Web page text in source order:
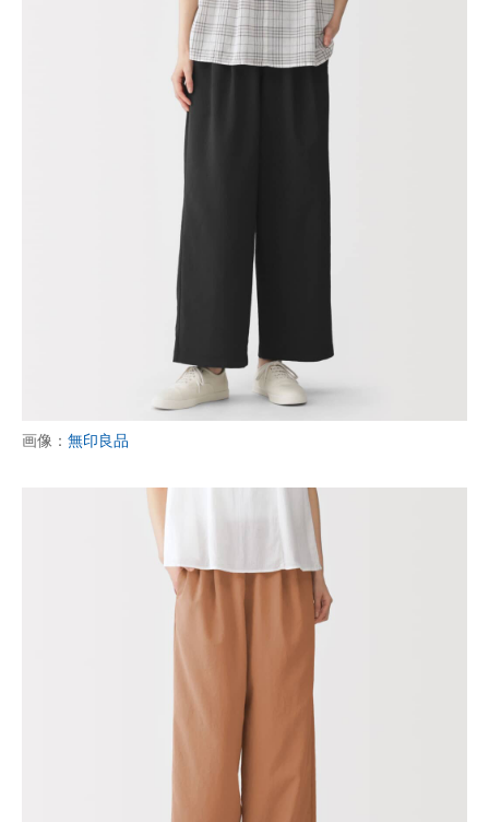
画像： 無印良品